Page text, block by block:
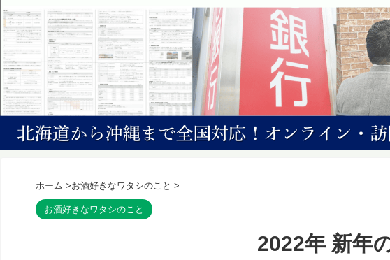
ホーム >お酒好きなワタシのこと >
お酒好きなワタシのこと
2022年 新年